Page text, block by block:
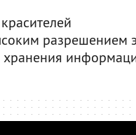
разрешением
хранения